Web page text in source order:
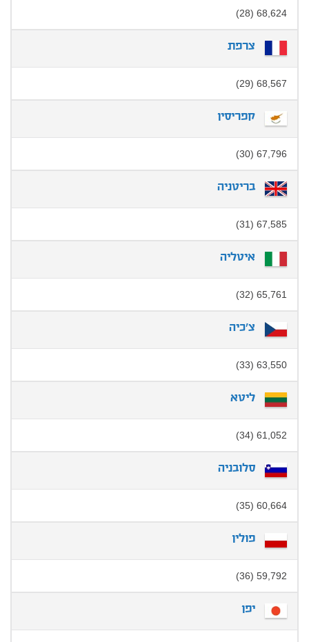
68,624 (28)
צרפת
68,567 (29)
קפריסין
67,796 (30)
בריטניה
67,585 (31)
איטליה
65,761 (32)
צ'כיה
63,550 (33)
ליטא
61,052 (34)
סלובניה
60,664 (35)
פולין
59,792 (36)
יפן